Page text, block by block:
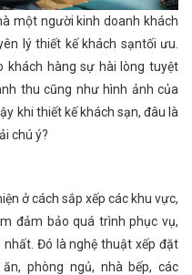
một người kinh doanh khách
lý thiết kế khách sạntối ưu.
khách hàng sự hài lòng tuyệt
thu cũng như hình ảnh của
khi thiết kế khách sạn, đâu là
chú ý?
ở cách sắp xếp các khu vực,
đảm bảo quá trình phục vụ,
Đó là nghệ thuật xếp đặt
phòng ngủ, nhà bếp, các